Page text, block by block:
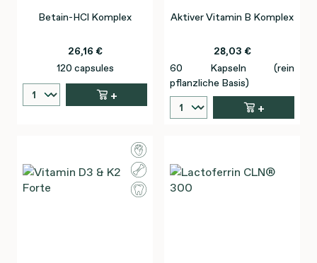
Betain-HCl Komplex
26,16 €
120 capsules
+
Aktiver Vitamin B Komplex
28,03 €
60 Kapseln (rein
pflanzliche Basis)
+